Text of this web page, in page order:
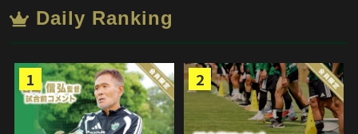
Daily Ranking